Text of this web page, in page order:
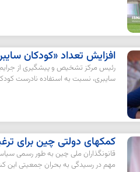
افزایش تعداد «کودکان
رئیس مرکز تشخیص‌ و پیشگیری از جرایم
سایبری، نسبت به استفاده نادرست
کمکهای دولتی چین برای
قانونگذاران ملی چین به طور رسمی
مهم در رسیدگی به بحران جمعیتی این